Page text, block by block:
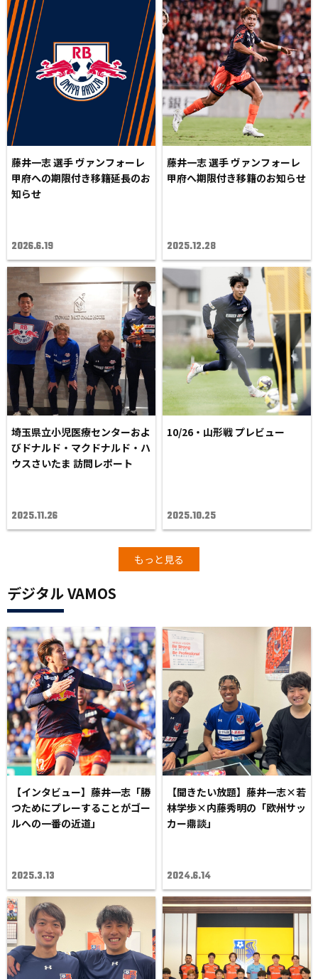
藤井一志 選手 ヴァンフォーレ
甲府への期限付き移籍延長のお
知らせ
2026.6.19
藤井一志 選手 ヴァンフォーレ
甲府へ期限付き移籍のお知らせ
2025.12.28
埼玉県立小児医療センターおよ
びドナルド・マクドナルド・ハ
ウスさいたま 訪問レポート
2025.11.26
10/26・山形戦 プレビュー
2025.10.25
もっと見る
デジタル VAMOS
【インタビュー】藤井一志「勝
つためにプレーすることがゴー
ルへの一番の近道」
2025.3.13
【聞きたい放題】藤井一志×若
林学歩×内藤秀明の「欧州サッ
カー鼎談」
2024.6.14